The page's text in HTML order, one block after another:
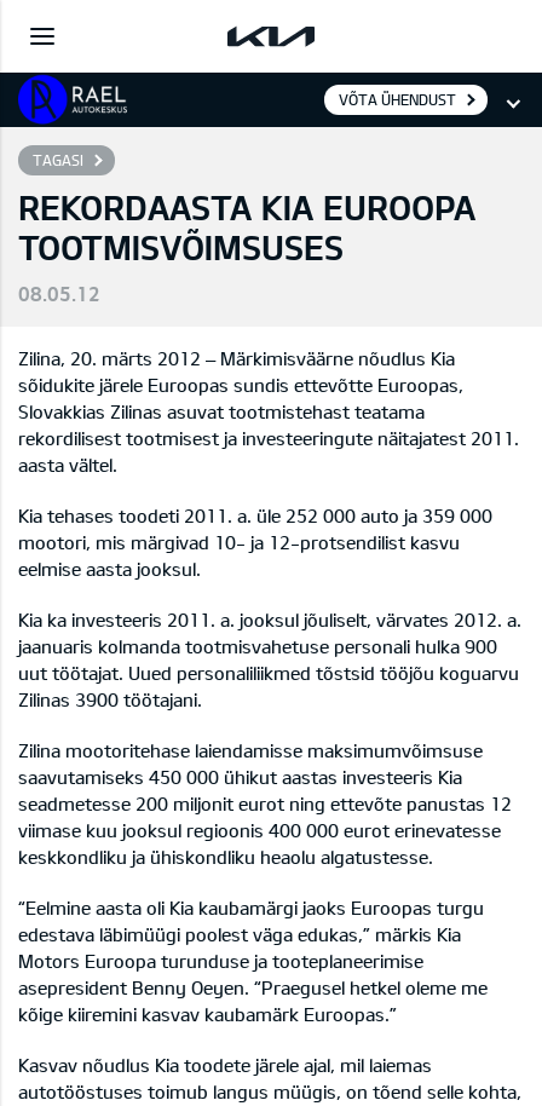
VÕTA ÜHENDUST
TAGASI
REKORDAASTA KIA EUROOPA
TOOTMISVÕIMSUSES
08.05.12
Zilina, 20. märts 2012 – Märkimisväärne nõudlus Kia
sõidukite järele Euroopas sundis ettevõtte Euroopas,
Slovakkias Zilinas asuvat tootmistehast teatama
rekordilisest tootmisest ja investeeringute näitajatest 2011.
aasta vältel.
Kia tehases toodeti 2011. a. üle 252 000 auto ja 359 000
mootori, mis märgivad 10- ja 12-protsendilist kasvu
eelmise aasta jooksul.
Kia ka investeeris 2011. a. jooksul jõuliselt, värvates 2012. a.
jaanuaris kolmanda tootmisvahetuse personali hulka 900
uut töötajat. Uued personaliliikmed tõstsid tööjõu koguarvu
Zilinas 3900 töötajani.
Zilina mootoritehase laiendamisse maksimumvõimsuse
saavutamiseks 450 000 ühikut aastas investeeris Kia
seadmetesse 200 miljonit eurot ning ettevõte panustas 12
viimase kuu jooksul regioonis 400 000 eurot erinevatesse
keskkondliku ja ühiskondliku heaolu algatustesse.
“Eelmine aasta oli Kia kaubamärgi jaoks Euroopas turgu
edestava läbimüügi poolest väga edukas,” märkis Kia
Motors Euroopa turunduse ja tooteplaneerimise
asepresident Benny Oeyen. “Praegusel hetkel oleme me
kõige kiiremini kasvav kaubamärk Euroopas.”
Kasvav nõudlus Kia toodete järele ajal, mil laiemas
autotööstuses toimub langus müügis, on tõend selle kohta,